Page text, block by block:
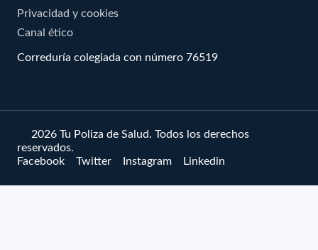
Privacidad y cookies
Canal ético
Correduría colegiada con número 76519
© 2026 Tu Poliza de Salud. Todos los derechos
reservados.
Facebook
Twitter Instagram Linkedin